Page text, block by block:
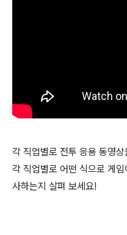
각 직업별로 전투 응용 동영
각 직업별로 어떤 식으로 게
사하는지 살펴 보세요!